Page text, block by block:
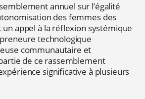
annuel sur l’égalité
des femmes des
un appel à la réflexion systémique
technologique
communautaire et
de ce rassemblement
significative à plusieurs